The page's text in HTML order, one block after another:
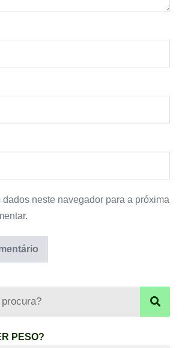
dados neste navegador para a próxima
PESO?